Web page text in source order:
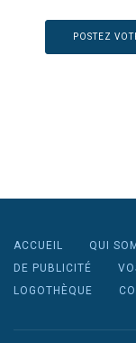
ACCUEIL QUI
DE PUBLICITÉ
LOGOTHÈQUE